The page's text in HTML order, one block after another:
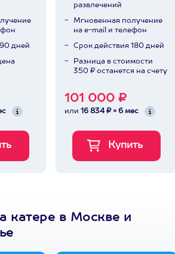
дней
развлечений
Мгновенная получение
на e-mail и телефон
Срок действия 180 дней
Разница в стоимости
350 ₽ останется на счету
101 000 ₽
или 16 834 ₽ × 6 мес
катере в Москве и